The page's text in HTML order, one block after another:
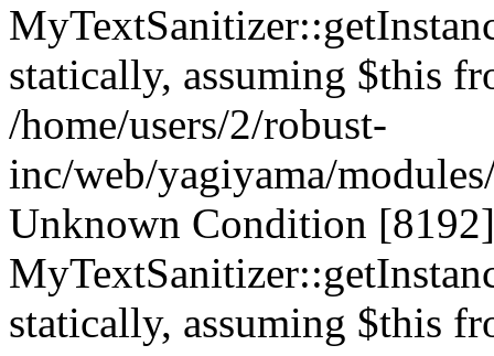
statically, assuming $this
/home/users/2/robust-
inc/web/yagiyama/
Unknown Condition
statically, assuming $this